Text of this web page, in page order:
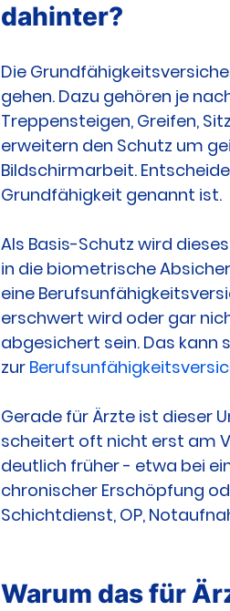
dahinter?
Die
gehen. Dazu gehören je
Treppensteigen, Greifen,
erweitern den Schutz um
Bildschirmarbeit.
Grundfähigkeit genannt ist.
Als Basis-Schutz wird
in die biometrische
eine
erschwert wird oder gar
abgesichert sein. Das kann
zur
Gerade für Ärzte ist dieser
scheitert oft nicht erst am
deutlich früher - etwa bei
chronischer Erschöpfung
Schichtdienst, OP,
Warum das für